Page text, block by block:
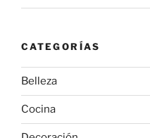
CATEGORÍAS
Belleza
Cocina